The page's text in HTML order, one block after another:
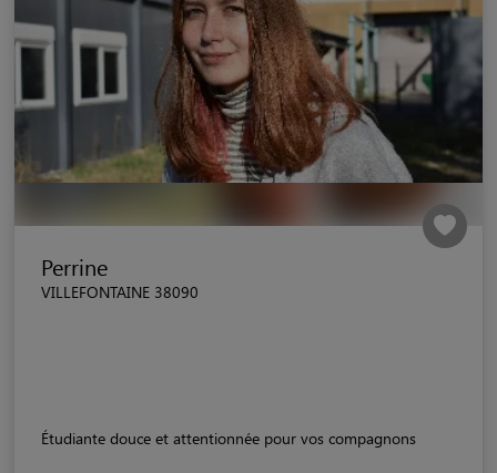
Perrine
VILLEFONTAINE 38090
Étudiante douce et attentionnée pour vos compagnons